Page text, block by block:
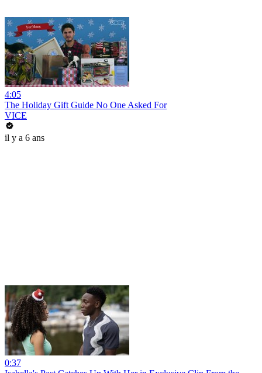
4:05
The Holiday Gift Guide No One Asked For
VICE
il y a 6 ans
0:37